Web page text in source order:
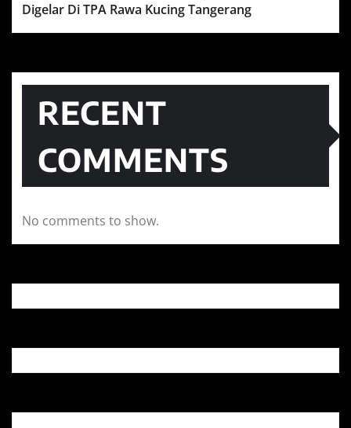
Digelar Di TPA Rawa Kucing Tangerang
RECENT
COMMENTS
No comments to show.